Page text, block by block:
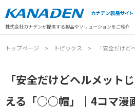
株式会社カナデンが提供する製品やソリューションをご紹介
注目キーワード#振動センサ#AGV #防爆#アシ
トップページ トピックス 「安全だけ
「安全だけどヘルメット
える「○○帽」｜4コマ漫